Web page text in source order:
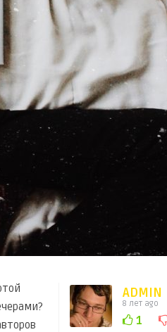
ADMIN
8 лет ago
1